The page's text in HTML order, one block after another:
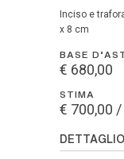
x 8 cm
BASE
€ 680,00
STIMA
€ 700,00